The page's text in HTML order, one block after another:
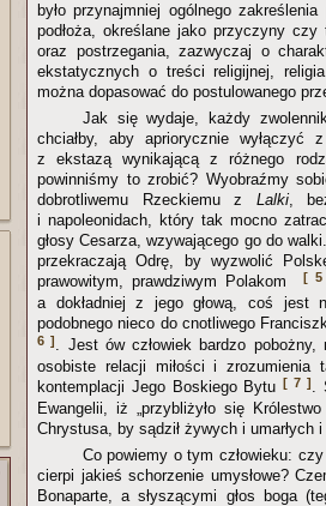
było przynajmniej ogólnego
podłoża, określane jako przyczyny
oraz postrzegania, zazwyczaj o
ekstatycznych o treści religijnej,
można dopasować do postulowanego
Jak się wydaje, każdy
chciałby, aby apriorycznie wyłączyć
z ekstazą wynikającą z różnego
powinniśmy to zrobić? Wyobraźmy
dobrotliwemu Rzeckiemu z Lalki,
i napoleonidach, który tak mocno
głosy Cesarza, wzywającego go do
przekraczają Odrę, by wyzwolić
prawowitym, prawdziwym Polakom
[ 5
a dokładniej z jego głową, coś jest
podobnego nieco do cnotliwego
6 ] . Jest ów człowiek bardzo
osobiste relacji miłości i
kontemplacji Jego Boskiego Bytu[ 7 ] .
Ewangelii, iż „przybliżyło się
Chrystusa, by sądził żywych i umarłych
Co powiemy o tym człowieku:
cierpi jakieś schorzenie umysłowe?
Bonaparte, a słyszącymi głos boga